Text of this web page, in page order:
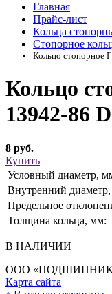
Главная
Прайс-лист
Кольца
Стопорное
Кольцо стопорное
Кольцо
13942-86
8 руб.
Купить
Условный диаметр,
Внутренний
Предельное
Толщина кольца, мм:
В НАЛИЧИИ
ООО
Карта сайта